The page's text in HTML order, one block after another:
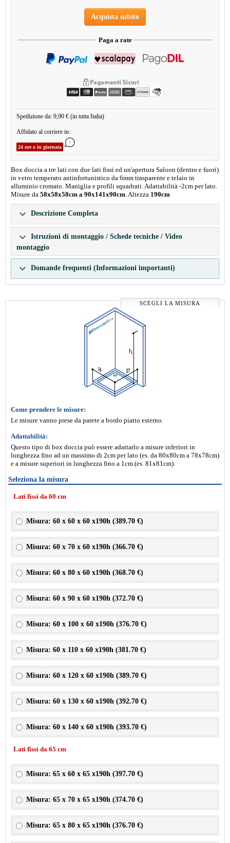
Acquista subito
Paga a rate
Spedizione da: 9,90 € (in tutta Italia)
Affidato al corriere in:
24 ore o in giornata
Box doccia a tre lati con due lati fissi ed un'apertura Saloon (dentro e fuori)
in vetro temperato antinfortunistico da 6mm trasparente e telaio in
alluminio cromato. Maniglia e profili squadrati. Adattabilità -2cm per lato.
Misure da 58x58x58cm a 90x141x90cm . Altezza 190cm
Descrizione Completa
Istruzioni di montaggio / Schede tecniche / Video
montaggio
Domande frequenti (Informazioni importanti)
SCEGLI LA MISURA
Come prendere le misure:
Le misure vanno prese da parete a bordo piatto esterno.
Adattabilità:
Questo tipo di box doccia può essere adattarlo a misure inferiori in
lunghezza fino ad un massimo di 2cm per lato (es. da 80x80cm a 78x78cm)
e a misure superiori in lunghezza fino a 1cm (es. 81x81cm).
Seleziona la misura
Lati fissi da 60 cm
Misura: 60 x 60 x 60 x190h (389.70 €)
Misura: 60 x 70 x 60 x190h (366.70 €)
Misura: 60 x 80 x 60 x190h (368.70 €)
Misura: 60 x 90 x 60 x190h (372.70 €)
Misura: 60 x 100 x 60 x190h (376.70 €)
Misura: 60 x 110 x 60 x190h (381.70 €)
Misura: 60 x 120 x 60 x190h (389.70 €)
Misura: 60 x 130 x 60 x190h (392.70 €)
Misura: 60 x 140 x 60 x190h (393.70 €)
Lati fissi da 65 cm
Misura: 65 x 60 x 65 x190h (397.70 €)
Misura: 65 x 70 x 65 x190h (374.70 €)
Misura: 65 x 80 x 65 x190h (376.70 €)